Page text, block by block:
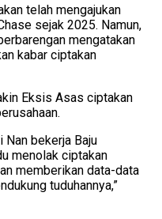
telah mengajukan
sejak 2025. Namun,
mengatakan
kabar ciptakan
Eksis Asas ciptakan
bekerja Baju
menolak ciptakan
memberikan data-data
tuduhannya,”